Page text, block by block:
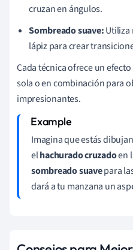
cruzan en ángulos.
Sombreado suave:Utiliza
lápiz para crear
Cada técnica ofrece un
sola o en combinación para
impresionantes.
Imagina que estás
elhachurado cruzadoen
sombreado suavepara
dará a tu manzana un